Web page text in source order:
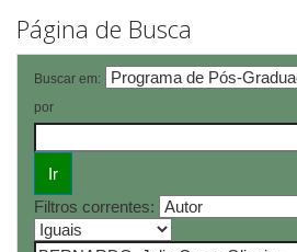
Página de Busca
Buscar em:
por
Filtros correntes: